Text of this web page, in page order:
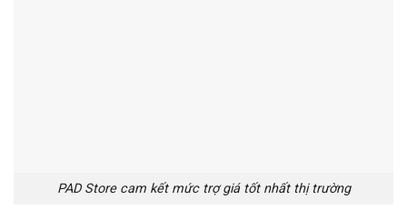
PAD Store cam kết mức trợ giá tốt nhất thị trường